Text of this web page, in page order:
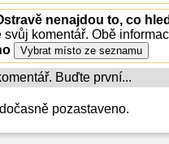
nenajdou to, co
komentář. Obě
Buďte první...
pozastaveno.